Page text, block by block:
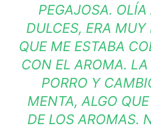
PEGAJOSA.
DULCES, ERA MUY
QUE ME ESTABA
CON EL AROMA.
PORRO Y
MENTA, ALGO
DE LOS AROMAS.